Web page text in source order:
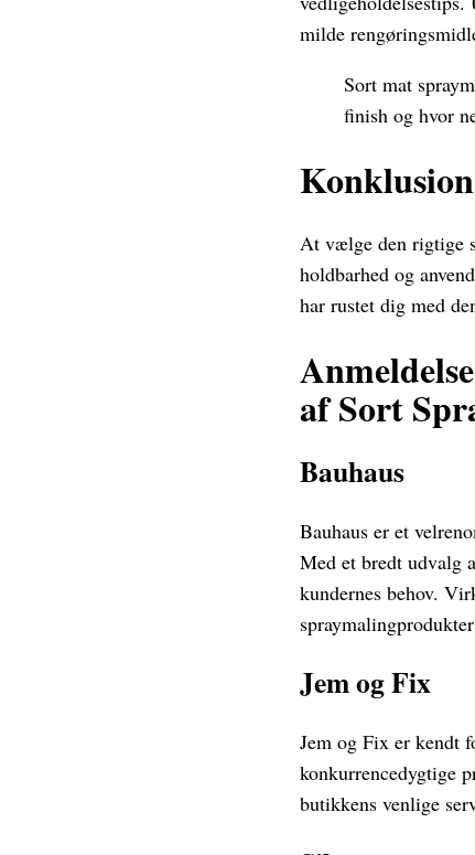
milde
Sort mat
finish og hvor
Konklusion
At vælge den rigtige
holdbarhed og
har rustet dig med
af Sort
Bauhaus
Bauhaus er et
Med et bredt udvalg
kundernes behov.
Jem og Fix
Jem og Fix er kendt
konkurrencedygtige
butikkens venlige